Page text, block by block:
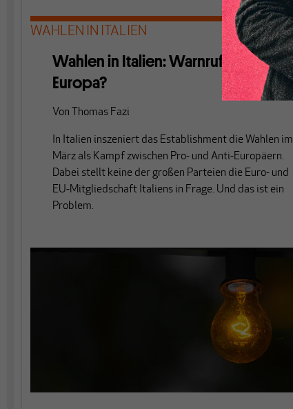
WAHLEN IN ITALIEN
Wahlen in Italien: Warnruf für
Europa?
Von Thomas Fazi
In Italien inszeniert das Establishment die Wahlen im
März als Kampf zwischen Pro- und Anti-Europäern.
Dabei stellt keine der großen Parteien die Euro- und
EU-Mitgliedschaft Italiens in Frage. Und das ist ein
Problem.